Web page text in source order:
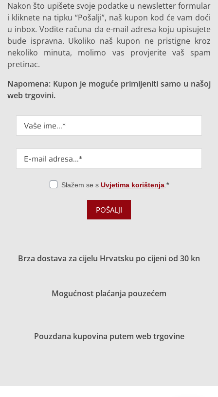
Nakon što upišete svoje podatke u newsletter formular
i kliknete na tipku “Pošalji”, naš kupon kod će vam doći
u inbox. Vodite računa da e-mail adresa koju upisujete
bude ispravna. Ukoliko naš kupon ne pristigne kroz
nekoliko minuta, molimo vas provjerite vaš spam
pretinac.
Napomena: Kupon je moguće primijeniti samo u našoj
web trgovini.
Slažem se s Uvjetima korištenja.
POŠALJI
Brza dostava za cijelu Hrvatsku po cijeni od 30 kn
Mogućnost plaćanja pouzećem
Pouzdana kupovina putem web trgovine